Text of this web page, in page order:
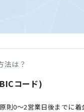
法は？
コード)
則0〜2営業日後までに着